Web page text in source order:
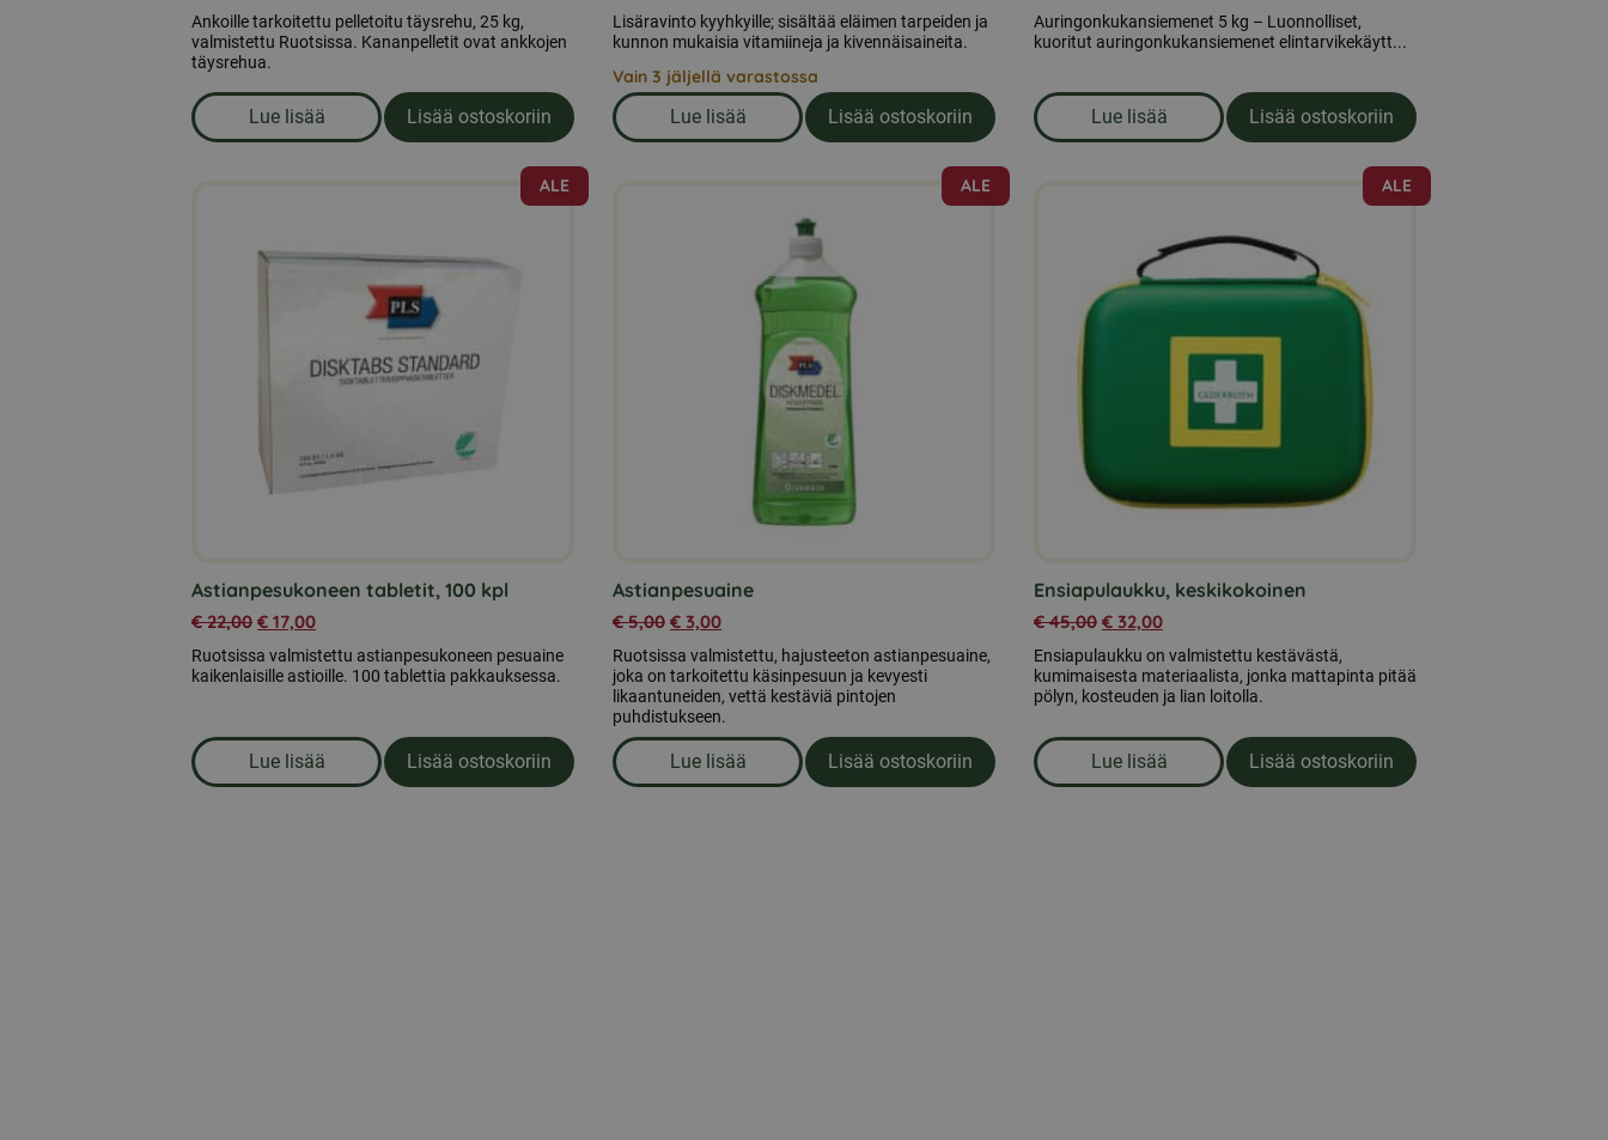
Ankoille tarkoitettu pelletoitu täysrehu, 25 kg,
valmistettu Ruotsissa. Kananpelletit ovat ankkojen
täysrehua.
Lue lisää
om produkten Ankanrehu, pelletit 25 kg
Lisää ostoskoriin
Lisäravinto kyyhkyille; sisältää eläimen tarpeiden ja
kunnon mukaisia vitamiineja ja kivennäisaineita.
Vain 3 jäljellä varastossa
Lue lisää
om produkten Kyyhkysrehua 25 kg
Lisää ostoskoriin
Auringonkukansiemenet 5 kg – Luonnolliset,
kuoritut auringonkukansiemenet elintarvikekäytt...
Lue lisää
om produkten Auringonkukansiemeniä 5 kg
Lisää ostoskoriin
ALE
Astianpesukoneen tabletit, 100 kpl
€22,00 € 17,00
Ruotsissa valmistettu astianpesukoneen pesuaine
kaikenlaisille astioille. 100 tablettia pakkauksessa.
Lue lisää
om produkten Astianpesukoneen tabletit, 100 kpl
Lisää ostoskoriin
ALE
Astianpesuaine
€5,00 € 3,00
Ruotsissa valmistettu, hajusteeton astianpesuaine,
joka on tarkoitettu käsinpesuun ja kevyesti
likaantuneiden, vettä kestäviä pintojen
puhdistukseen.
Lue lisää
om produkten Astianpesuaine
Lisää ostoskoriin
ALE
Ensiapulaukku, keskikokoinen
€45,00 € 32,00
Ensiapulaukku on valmistettu kestävästä,
kumimaisesta materiaalista, jonka mattapinta pitää
pölyn, kosteuden ja lian loitolla.
Lue lisää
om produkten Ensiapulaukku, keskikokoinen
Lisää ostoskoriin